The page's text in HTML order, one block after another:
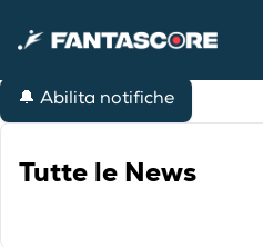
🔔 Abilita notifiche
Tutte le News